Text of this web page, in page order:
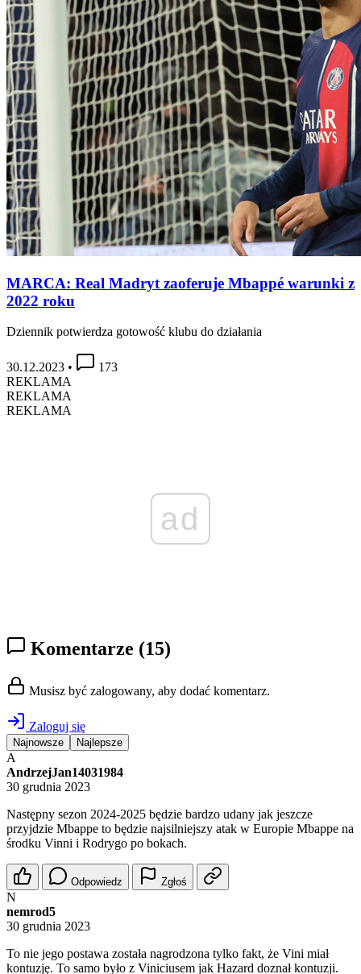
MARCA: Real Madryt zaoferuje Mbappé warunki z
2022 roku
Dziennik potwierdza gotowość klubu do działania
30.12.2023 •
173
REKLAMA
REKLAMA
REKLAMA
ad
Komentarze (15)
Musisz być zalogowany, aby dodać komentarz.
Zaloguj się
Najnowsze Najlepsze
A
AndrzejJan14031984
30 grudnia 2023
Następny sezon 2024-2025 będzie bardzo udany jak jeszcze
przyjdzie Mbappe to będzie najsilniejszy atak w Europie Mbappe na
środku Vinni i Rodrygo po bokach.
Odpowiedz Zgłoś
N
nemrod5
30 grudnia 2023
To nie jego postawa została nagrodzona tylko fakt, że Vini miał
kontuzję. To samo było z Viniciusem jak Hazard doznał kontuzji.